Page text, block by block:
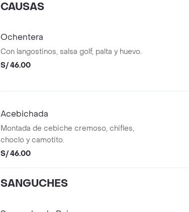
CAUSAS
Ochentera
Con langostinos, salsa golf, palta y huevo.
S/ 46.00
Acebichada
Montada de cebiche cremoso, chifles,
choclo y camotito.
S/ 46.00
SANGUCHES